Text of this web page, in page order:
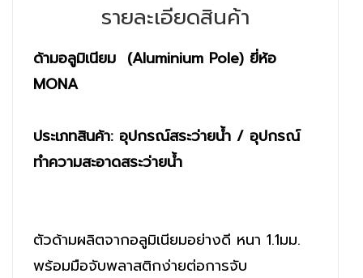
รายละเอียดสินค้า
ด้ามอลูมิเนียม (Aluminium Pole) ยี่ห้อ
MONA
ประเภทสินค้า: อุปกรณ์สระว่ายน้ำ / อุปกรณ์
ทำความสะอาดสระว่ายน้ำ
ตัวด้ามผลิตจากอลูมิเนียมอย่างดี หนา 1.1มม.
พร้อมมือจับพลาสติกง่ายต่อการจับ